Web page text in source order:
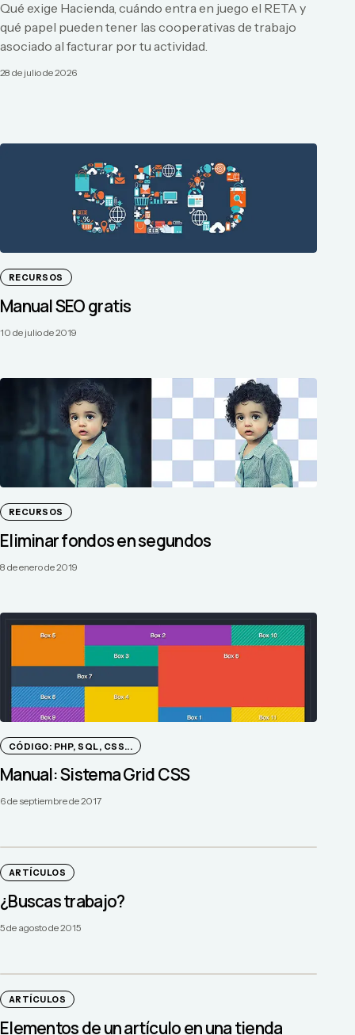
Qué exige Hacienda, cuándo entra en juego el RETA y
qué papel pueden tener las cooperativas de trabajo
asociado al facturar por tu actividad.
28 de julio de 2026
RECURSOS
Manual SEO gratis
10 de julio de 2019
RECURSOS
Eliminar fondos en segundos
8 de enero de 2019
CÓDIGO: PHP, SQL, CSS...
Manual: Sistema Grid CSS
6 de septiembre de 2017
ARTÍCULOS
¿Buscas trabajo?
5 de agosto de 2015
ARTÍCULOS
Elementos de un artículo en una tienda